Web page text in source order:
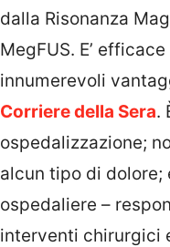
dalla Risonanza
MegFUS. E’
innumerevoli
Corriere della Sera.
ospedalizzazione;
alcun tipo di
ospedaliere –
interventi chirurgici